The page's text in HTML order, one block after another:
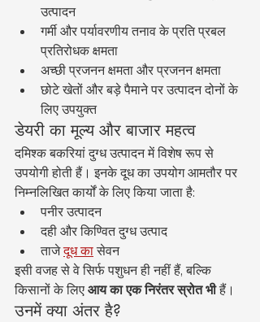
उत्पादन
गर्मी और पर्यावरणीय तनाव के प्रति प्रबल
प्रतिरोधक क्षमता
अच्छी प्रजनन क्षमता और प्रजनन क्षमता
छोटे खेतों और बड़े पैमाने पर उत्पादन दोनों के
लिए उपयुक्त
डेयरी का मूल्य और बाजार महत्व
दमिश्क बकरियां दुग्ध उत्पादन में विशेष रूप से
उपयोगी होती हैं। इनके दूध का उपयोग आमतौर पर
निम्नलिखित कार्यों के लिए किया जाता है:
पनीर उत्पादन
दही और किण्वित दुग्ध उत्पाद
ताजे दूध का सेवन
इसी वजह से वे सिर्फ पशुधन ही नहीं हैं, बल्कि
किसानों के लिए आय का एक निरंतर स्रोत भी हैं।
उनमें क्या अंतर है?